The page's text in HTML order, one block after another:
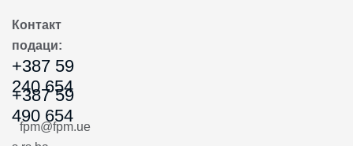
Контакт
подаци:
+387 59
240 654
+387 59
490 654
fpm@fpm.ue